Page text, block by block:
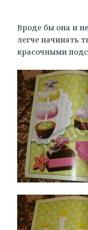
Вроде бы она и
легче начинать
красочными